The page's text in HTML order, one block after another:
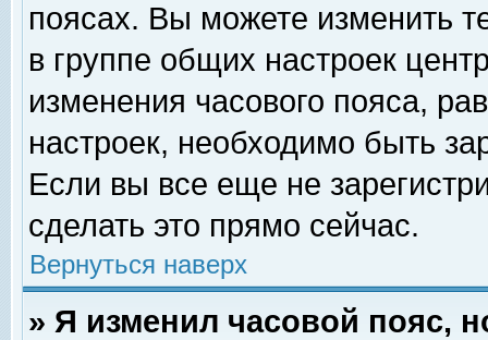
поясах. Вы можете изменить
в группе общих настроек
изменения часового пояса,
настроек, необходимо быть
Если вы все еще не
сделать это прямо сейчас.
Вернуться наверх
» Я изменил часовой пояс,